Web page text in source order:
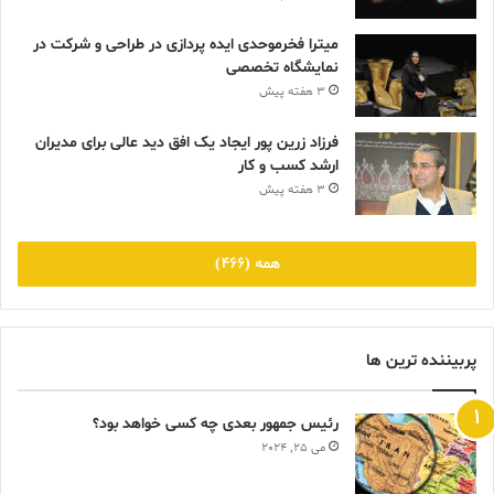
میترا فخرموحدی ایده پردازی در طراحی و شرکت در
نمایشگاه تخصصی
3 هفته پیش
فرزاد زرین پور ایجاد یک افق دید عالی برای مدیران
ارشد کسب و کار
3 هفته پیش
همه (466)
پربیننده ترین ها
رئیس جمهور بعدی چه کسی خواهد بود؟
می 25, 2024